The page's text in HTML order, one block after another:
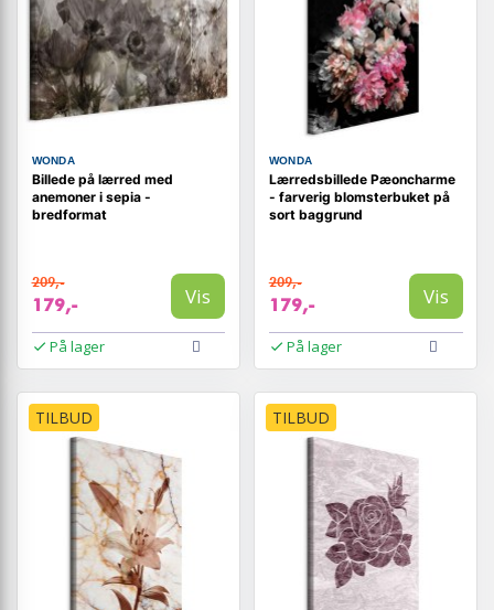
WONDA
Billede på lærred med
anemoner i sepia -
bredformat
209,-
179,- Vis
På lager
WONDA
Lærredsbillede Pæoncharme
- farverig blomsterbuket på
sort baggrund
209,-
179,- Vis
På lager
TILBUD TILBUD